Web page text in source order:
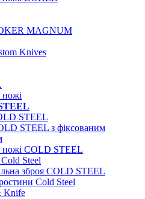
MAGNUM
Knives
ножі
STEEL
STEEL з фіксованим
ножі COLD STEEL
Steel
зброя COLD STEEL
Cold Steel
Knife